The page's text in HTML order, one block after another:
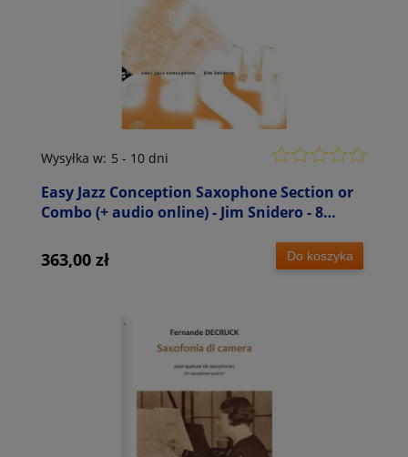
Easy Jazz Conception Saxophone Section or
Combo (+ audio online) - Jim Snidero - 8
saksofonowy
Wysyłka w: 5 - 10 dni
363,00 zł Do koszyka